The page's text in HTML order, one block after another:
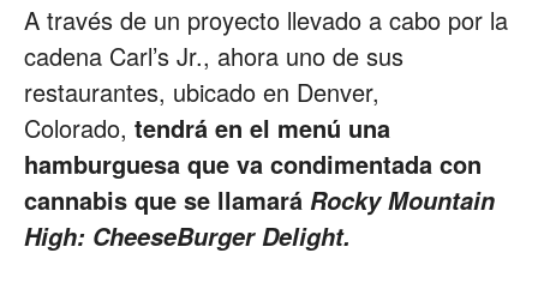
Marketing
para
Restaurantes
A través de un proyecto llevado a cabo por la
cadena Carl’s Jr., ahora uno de sus
restaurantes, ubicado en Denver,
Colorado, tendrá en el menú una
hamburguesa que va condimentada con
cannabis que se llamará Rocky Mountain
High: CheeseBurger Delight.